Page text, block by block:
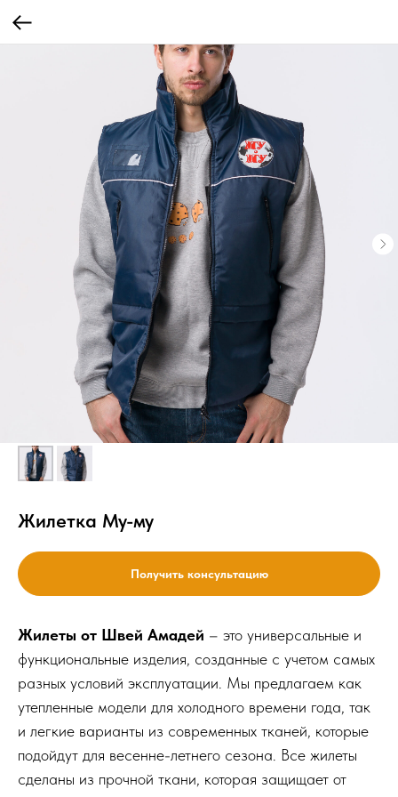
Жилетка Му-му
Получить консультацию
Жилеты от Швей Амадей – это универсальные и
функциональные изделия, созданные с учетом самых
разных условий эксплуатации. Мы предлагаем как
утепленные модели для холодного времени года, так
и легкие варианты из современных тканей, которые
подойдут для весенне-летнего сезона. Все жилеты
сделаны из прочной ткани, которая защищает от